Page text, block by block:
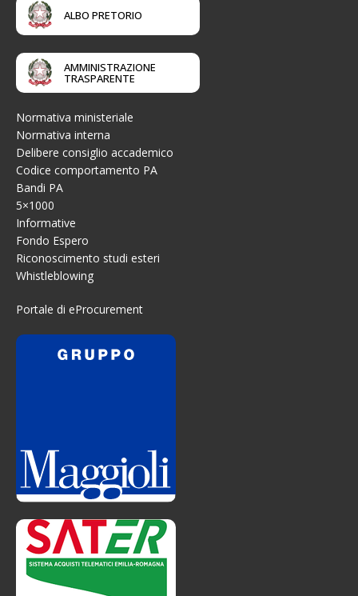
ALBO PRETORIO
AMMINISTRAZIONE
TRASPARENTE
Normativa ministeriale
Normativa interna
Delibere consiglio accademico
Codice comportamento PA
Bandi PA
5×1000
Informative
Fondo Espero
Riconoscimento studi esteri
Whistleblowing
Portale di eProcurement